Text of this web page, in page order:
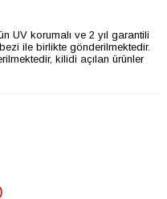
UV korumalı ve 2 yıl garantili
ile birlikte gönderilmektedir.
kilidi açılan ürünler